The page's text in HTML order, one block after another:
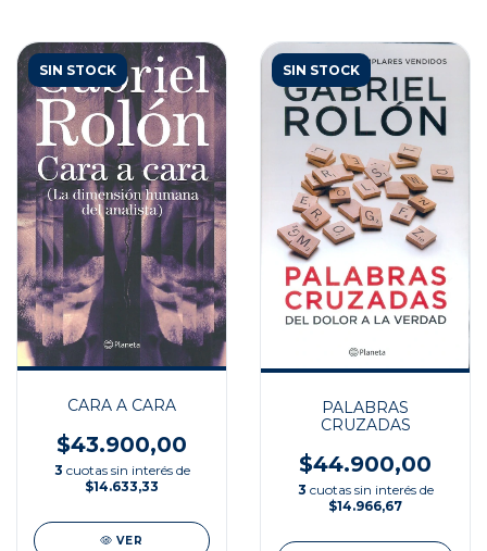
SIN STOCK
CARA A CARA
$43.900,00
3 cuotas sin interés de
$14.633,33
VER
SIN STOCK
PALABRAS
CRUZADAS
$44.900,00
3 cuotas sin interés de
$14.966,67